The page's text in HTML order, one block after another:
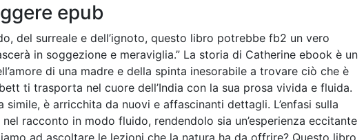
epub
del surreale e dell’ignoto, questo libro potrebbe fb2 un vero
in soggezione e meraviglia.” La storia di Catherine ebook è un
di una madre e della spinta inesorabile a trovare ciò che è
ti trasporta nel cuore dell’India con la sua prosa vivida e fluida.
è arricchita da nuovi e affascinanti dettagli. L’enfasi sulla
racconto in modo fluido, rendendolo sia un’esperienza eccitante
ad ascoltare le lezioni che la natura ha da offrire? Questo libro